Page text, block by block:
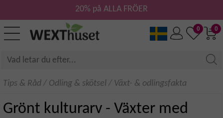
0
0
20% på ALLA FRÖER
Tips & Råd / Odling & skötsel / Växt- & odlingsfakta
Grönt kulturarv - Växter med